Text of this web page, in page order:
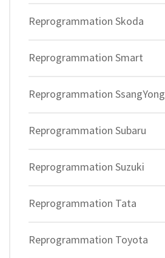
Reprogrammation Skoda
Reprogrammation Smart
Reprogrammation SsangYong
Reprogrammation Subaru
Reprogrammation Suzuki
Reprogrammation Tata
Reprogrammation Toyota